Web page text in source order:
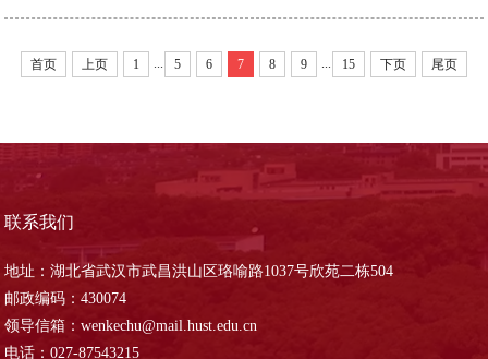
首页 上页 1 5 6 7 8 9 15 下页 尾页
联系我们
地址：湖北省武汉市武昌洪山区珞喻路1037号欣苑二栋504
邮政编码：430074
领导信箱：wenkechu@mail.hust.edu.cn
电话：027-87543215